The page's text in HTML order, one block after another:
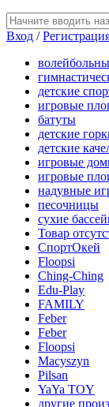
Вход /
детские
игровые
батуты
детские
детские
игровые
игровые
надувные
песочницы
сухие
Товар
СпортОкей
Floopsi
Ching-Ching
Edu-Play
FAMILY
Feber
Feber
Floopsi
Macyszyn
Pilsan
YaYa TOY
другие